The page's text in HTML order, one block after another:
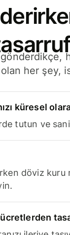
olan her
küresel
tutun ve
döviz kuru
ücretlerden